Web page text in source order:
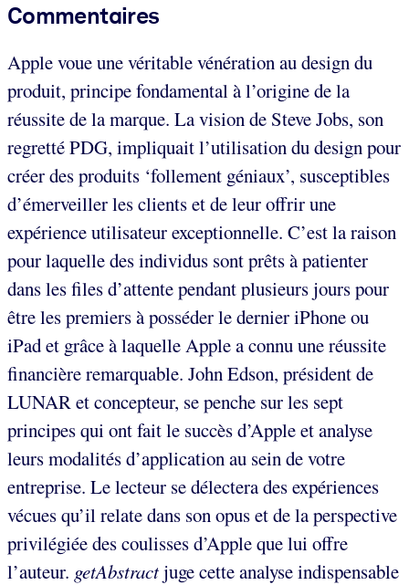
Commentaires
Apple voue une véritable vénération au design du
produit, principe fondamental à l’origine de la
réussite de la marque. La vision de Steve Jobs, son
regretté PDG, impliquait l’utilisation du design pour
créer des produits ‘follement géniaux’, susceptibles
d’émerveiller les clients et de leur offrir une
expérience utilisateur exceptionnelle. C’est la raison
pour laquelle des individus sont prêts à patienter
dans les files d’attente pendant plusieurs jours pour
être les premiers à posséder le dernier iPhone ou
iPad et grâce à laquelle Apple a connu une réussite
financière remarquable. John Edson, président de
LUNAR et concepteur, se penche sur les sept
principes qui ont fait le succès d’Apple et analyse
leurs modalités d’application au sein de votre
entreprise. Le lecteur se délectera des expériences
vécues qu’il relate dans son opus et de la perspective
privilégiée des coulisses d’Apple que lui offre
l’auteur. getAbstractjuge cette analyse indispensable